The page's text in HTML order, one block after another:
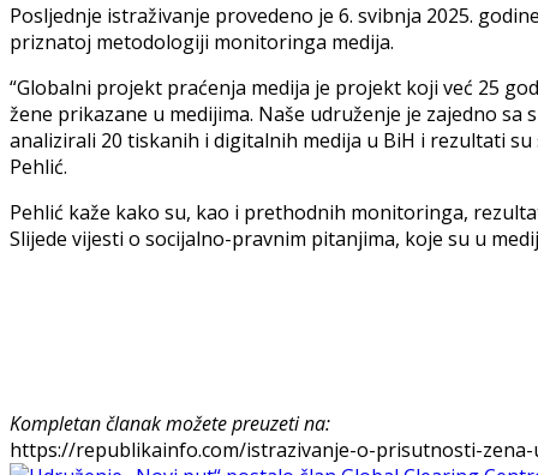
Posljednje istraživanje provedeno je 6. svibnja 2025.
priznatoj metodologiji monitoringa medija.
“Globalni projekt praćenja medija je projekt koji već 25
žene prikazane u medijima. Naše udruženje je zajedno
analizirali 20 tiskanih i digitalnih medija u BiH i rezultati
Pehlić.
Pehlić kaže kako su, kao i prethodnih monitoringa,
Slijede vijesti o socijalno-pravnim pitanjima, koje su u
Kompletan članak možete preuzeti na:
https://republikainfo.com/istrazivanje-o-prisutnosti-